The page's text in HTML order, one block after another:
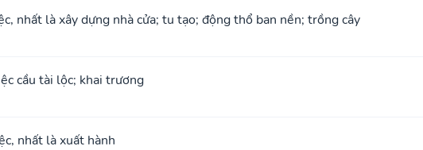
nhất là xây dựng nhà cửa; tu tạo; động thổ ban nền; trồng cây
cầu tài lộc; khai trương
nhất là xuất hành